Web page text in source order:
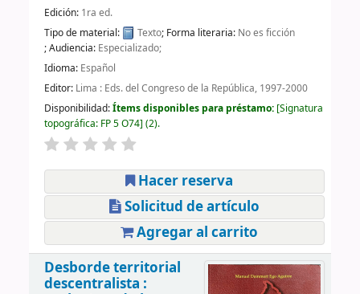
Edición: 1ra ed.
Tipo de material:
Texto; Forma literaria: No es ficción
; Audiencia: Especializado;
Idioma: Español
Editor: Lima : Eds. del Congreso de la República, 1997-2000
Disponibilidad:Ítems disponibles para préstamo: Signatura
topográfica: FP 5 O74 (2).
Hacer reserva
Solicitud de artículo
Agregar al carrito
Desborde territorial
descentralista :